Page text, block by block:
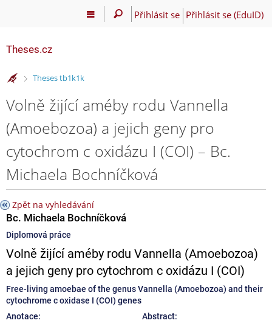
Přihlásit se Přihlásit se (EduID)
Theses.cz
>
Theses tb1k1k
Volně žijící améby rodu Vannella
(Amoebozoa) a jejich geny pro
cytochrom c oxidázu I (COI) – Bc.
Michaela Bochníčková
Zpět na vyhledávání
Bc. Michaela Bochníčková
Diplomová práce
Volně žijící améby rodu Vannella (Amoebozoa)
a jejich geny pro cytochrom c oxidázu I (COI)
Free-living amoebae of the genus Vannella (Amoebozoa) and their
cytochrome c oxidase I (COI) genes
Anotace:
Abstract: